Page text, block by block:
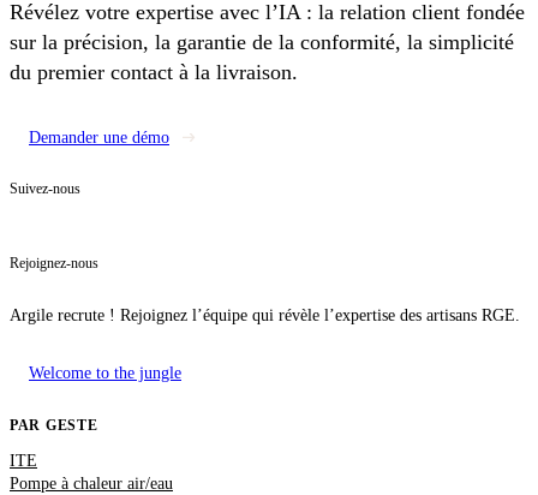
Révélez votre expertise avec l’IA : la relation client fondée
sur la précision, la garantie de la conformité, la simplicité
du premier contact à la livraison.
Demander une démo
Suivez-nous
Rejoignez-nous
Argile recrute ! Rejoignez l’équipe qui révèle l’expertise des artisans RGE.
Welcome to the jungle
PAR GESTE
ITE
Pompe à chaleur air/eau